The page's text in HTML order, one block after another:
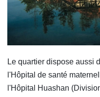
Le quartier dispose aussi
l'Hôpital de santé
l'Hôpital Huashan